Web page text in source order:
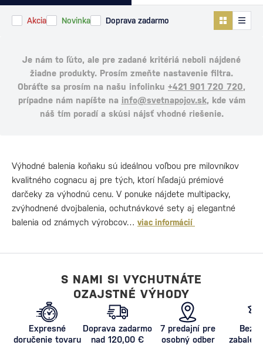
Akcia Novinka Doprava zadarmo
Je nám to ľúto, ale pre zadané kritériá neboli nájdené
žiadne produkty. Prosím zmeňte nastavenie filtra.
Obráťte sa prosím na našu infolinku +421 901 720 720,
prípadne nám napíšte na info@svetnapojov.sk, kde vám
náš tím poradí a skúsi nájsť vhodné riešenie.
Výhodné balenia koňaku sú ideálnou voľbou pre milovníkov
kvalitného cognacu aj pre tých, ktorí hľadajú prémiové
darčeky za výhodnú cenu. V ponuke nájdete multipacky,
zvýhodnené dvojbalenia, ochutnávkové sety aj elegantné
balenia od známych výrobcov… viac informácií
S NAMI SI VYCHUTNÁTE
OZAJSTNÉ VÝHODY
Expresné
doručenie tovaru
Doprava zadarmo
nad 120,00 €
7 predajní pre
osobný odber